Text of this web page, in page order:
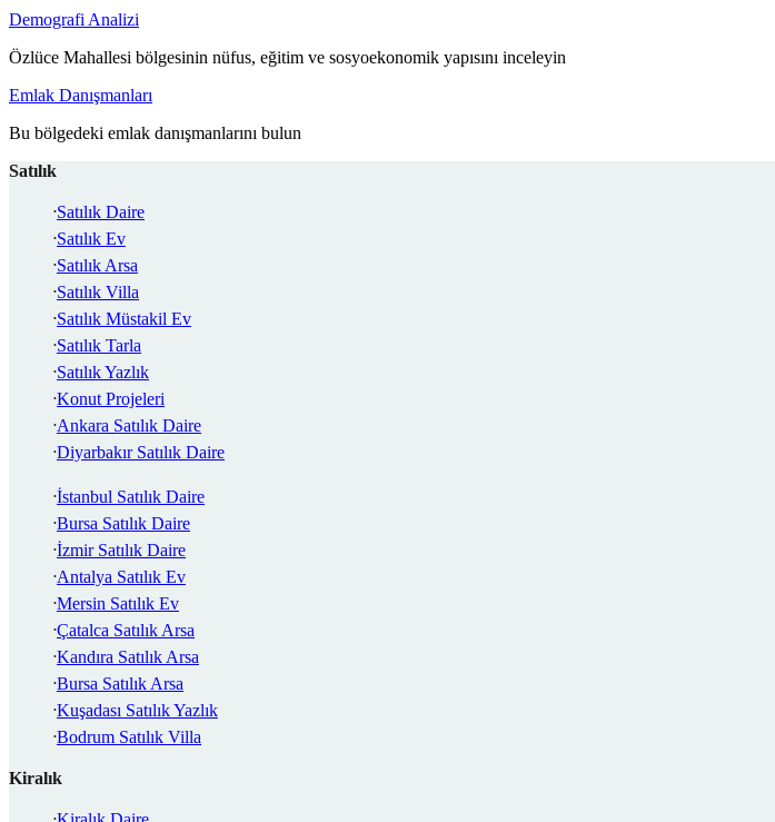
Demografi Analizi
Özlüce Mahallesi bölgesinin nüfus, eğitim ve sosyoekonomik yapısını inceleyin
Emlak Danışmanları
Bu bölgedeki emlak danışmanlarını bulun
Satılık
Satılık Daire
Satılık Ev
Satılık Arsa
Satılık Villa
Satılık Müstakil Ev
Satılık Tarla
Satılık Yazlık
Konut Projeleri
Ankara Satılık Daire
Diyarbakır Satılık Daire
İstanbul Satılık Daire
Bursa Satılık Daire
İzmir Satılık Daire
Antalya Satılık Ev
Mersin Satılık Ev
Çatalca Satılık Arsa
Kandıra Satılık Arsa
Bursa Satılık Arsa
Kuşadası Satılık Yazlık
Bodrum Satılık Villa
Kiralık